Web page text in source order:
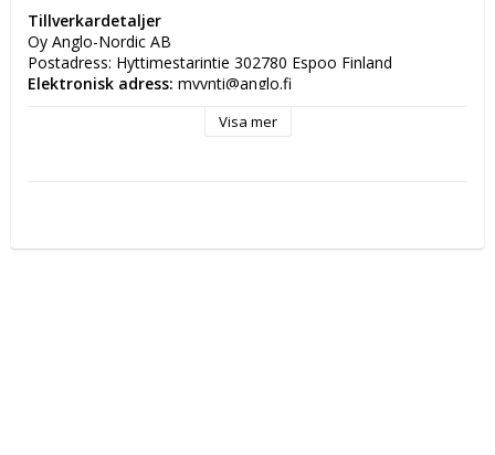
Tillverkardetaljer
Oy Anglo-Nordic AB
Postadress: Hyttimestarintie 302780 Espoo Finland
Elektronisk adress: myynti@anglo.fi
Visa mer